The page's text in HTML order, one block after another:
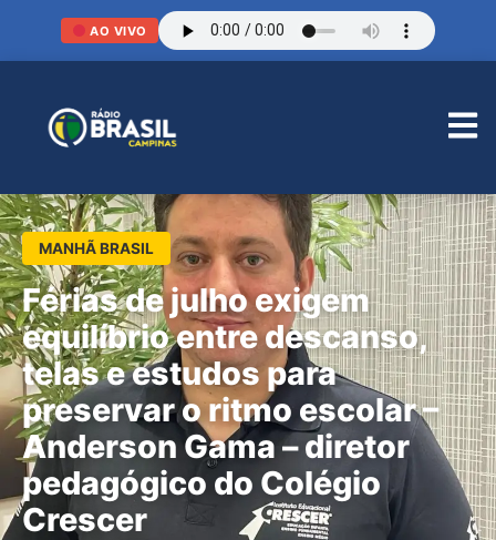
AO VIVO
MANHÃ BRASIL
Férias de julho exigem
equilíbrio entre descanso,
telas e estudos para
preservar o ritmo escolar –
Anderson Gama – diretor
pedagógico do Colégio
Crescer